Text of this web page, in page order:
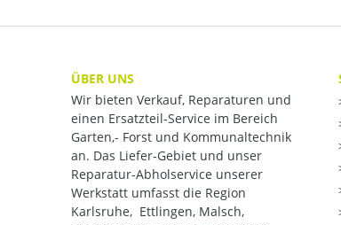
ÜBER UNS
Wir bieten Verkauf, Reparaturen und
einen Ersatzteil-Service im Bereich
Garten,- Forst und Kommunaltechnik
an. Das Liefer-Gebiet und unser
Reparatur-Abholservice unserer
Werkstatt umfasst die Region
Karlsruhe, Ettlingen, Malsch,